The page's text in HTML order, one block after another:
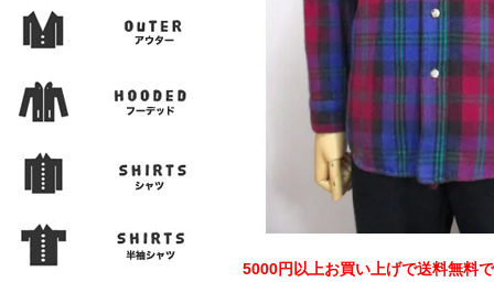
5000円以上お買い上げで送料無料